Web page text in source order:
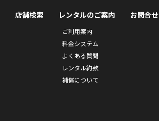
店舗検索 レンタルのご案内
ご利用案内
料金システム
よくある質問
レンタル約款
補償について
お問合せ